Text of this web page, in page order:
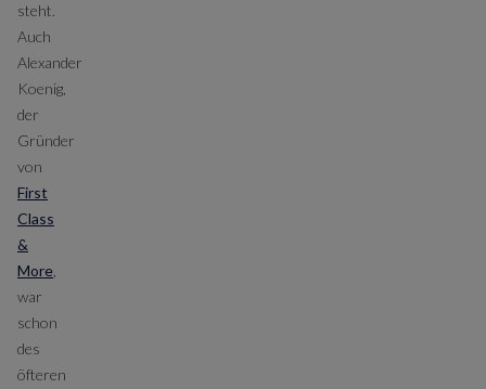
steht.
Auch
Alexander
Koenig,
der
Gründer
von
First
Class
&
More
war
schon
des
öfteren